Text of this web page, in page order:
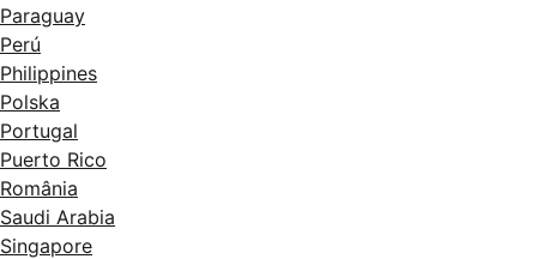
Paraguay
Perú
Philippines
Polska
Portugal
Puerto Rico
România
Saudi Arabia
Singapore